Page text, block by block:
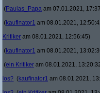
(Paulas_Papa am 07.01.2021,
(kaufinator1 am 08.01.2021,
Kritiker am 08.01.2021, 12:56:45)
(kaufinator1 am 08.01.2021,
(ein Kritiker am 08.01.2021,
los? (kaufinator1 am 08.01.2021,